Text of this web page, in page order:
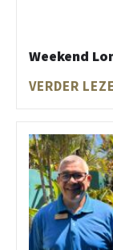
Weekend
VERDER